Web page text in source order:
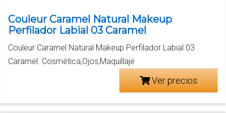
Couleur Caramel Natural Makeup
Perfilador Labial 03 Caramel
Couleur Caramel Natural Makeup Perfilador Labial 03
Caramel. Cosmética,Ojos,Maquillaje
Ver precios